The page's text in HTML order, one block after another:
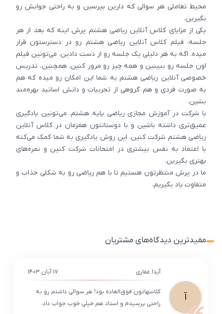
محیط تعاملی هر سوالی که دارین بپرسین و به راحتی جوابش رو
بگیرین.
یکی از مزایای کلاس آنلاین ریاضی هشتم پرش اینه که بعد از هر
جلسه، فیلم کلاس آنلاین ریاضی هشتم رو در دسترستون قرار
میده. اگه به هر دلیلی یک جلسه رو از دست دادین، می‌تونین فیلم
اون جلسه رو ببینین و همه چیز رو مرور کنین. همچنین، تدریس
خصوصی آنلاین ریاضی هشتم به شما این امکان رو میده که هم
به صورت فردی و هم گروهی از تجربیات و دانش اساتید بهره‌مند
بشین.
با شرکت در آموزش مجازی ریاضی پایه هشتم، می‌تونین یادگیری
عمیق‌تری داشته باشین و با دوستانتون همزمان در کلاس آنلاین
ریاضی هشتم شرکت کنین. این روش یادگیری به شما کمک می‌کنه
با اعتماد به نفس بیشتری در امتحانات شرکت کنین و نمره‌های
بهتری بگیرین.
ما در پرش منتظرتون هستیم تا با هم ریاضی رو به شکلی جذاب و
متفاوت یاد بگیریم.
مفیدترین دیدگاه‌های مشتریان
آ
آیدا غفاری ۱۷ آبان ۱۴۰۳
کلاسهاتون فوق‌العاده بود! هر سوالی داشتم رو به
راحتی پرسیدم و استاد هم خیلی خوب جواب داد.